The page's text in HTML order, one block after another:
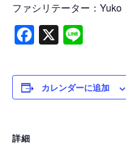
Art Project
Product
ファシリテーター：Yuko
Facebook
X
カレンダーに追加
詳細